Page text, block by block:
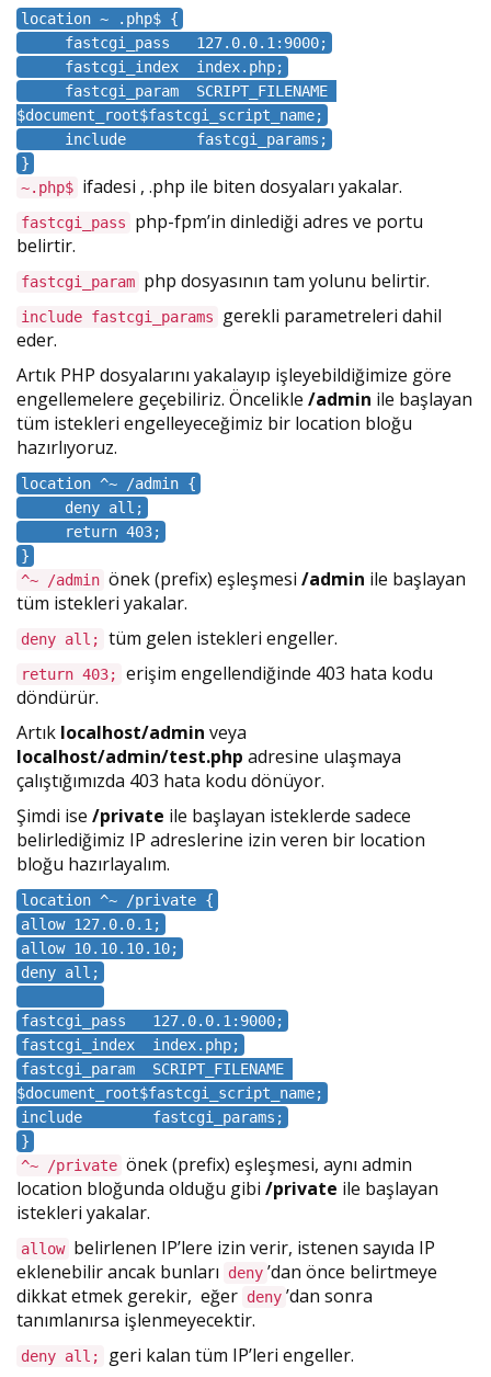
location ~ .php$ {
fastcgi_pass 127.0.0.1:9000;
fastcgi_index index.php;
fastcgi_param SCRIPT_FILENAME
$document_root$fastcgi_script_name;
include fastcgi_params;
}
~.php$ ifadesi , .php ile biten dosyaları yakalar.
fastcgi_pass
php-fpm’in dinlediği adres ve portu
belirtir.
fastcgi_param php dosyasının tam yolunu belirtir.
include fastcgi_params
gerekli parametreleri dahil
eder.
Artık PHP dosyalarını yakalayıp işleyebildiğimize göre
engellemelere geçebiliriz. Öncelikle /admin ile başlayan
tüm istekleri engelleyeceğimiz bir location bloğu
hazırlıyoruz.
location ^~ /admin {
deny all;
return 403;
}
^~ /admin önek (prefix) eşleşmesi /admin ile başlayan
tüm istekleri yakalar.
deny all; tüm gelen istekleri engeller.
return 403;
erişim engellendiğinde 403 hata kodu
döndürür.
Artık localhost/admin veya
localhost/admin/test.php adresine ulaşmaya
çalıştığımızda 403 hata kodu dönüyor.
Şimdi ise /private ile başlayan isteklerde sadece
belirlediğimiz IP adreslerine izin veren bir location
bloğu hazırlayalım.
location ^~ /private {
allow 127.0.0.1;
allow 10.10.10.10;
deny all;
fastcgi_pass 127.0.0.1:9000;
fastcgi_index index.php;
fastcgi_param SCRIPT_FILENAME
$document_root$fastcgi_script_name;
include fastcgi_params;
}
^~ /private önek (prefix) eşleşmesi, aynı admin
location bloğunda olduğu gibi /private ile başlayan
istekleri yakalar.
allow belirlenen IP’lere izin verir, istenen sayıda IP
eklenebilir ancak bunları
deny ’dan önce belirtmeye
dikkat etmek gerekir, eğer deny ’dan sonra
tanımlanırsa işlenmeyecektir.
deny all;
geri kalan tüm IP’leri engeller.